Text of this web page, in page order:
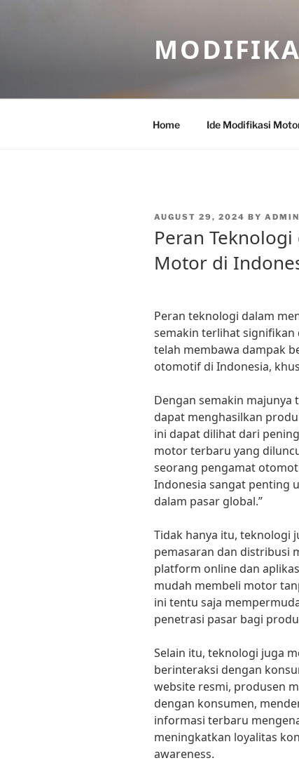
Home Ide Modifikasi
POSTED
AUGUST 29, 2024 BY ADMIN
Peran
Motor di
Peran teknologi dalam
semakin terlihat signifikan
telah membawa dampak
otomotif di Indonesia,
Dengan semakin
dapat menghasilkan
ini dapat dilihat dari
motor terbaru yang
seorang pengamat
Indonesia sangat penting
dalam pasar global.”
Tidak hanya itu, teknologi
pemasaran dan distribusi
platform online dan
mudah membeli motor
ini tentu saja
penetrasi pasar bagi
Selain itu, teknologi juga
berinteraksi dengan
website resmi, produsen
dengan konsumen,
informasi terbaru
meningkatkan loyalitas
awareness.